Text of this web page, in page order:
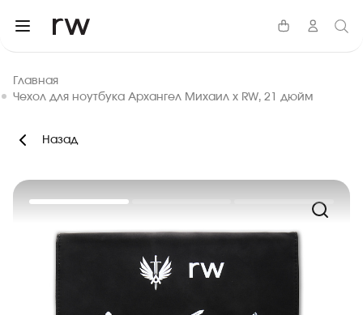
Главная
Чехол для ноутбука Архангел Михаил x RW, 21 дюйм
Назад